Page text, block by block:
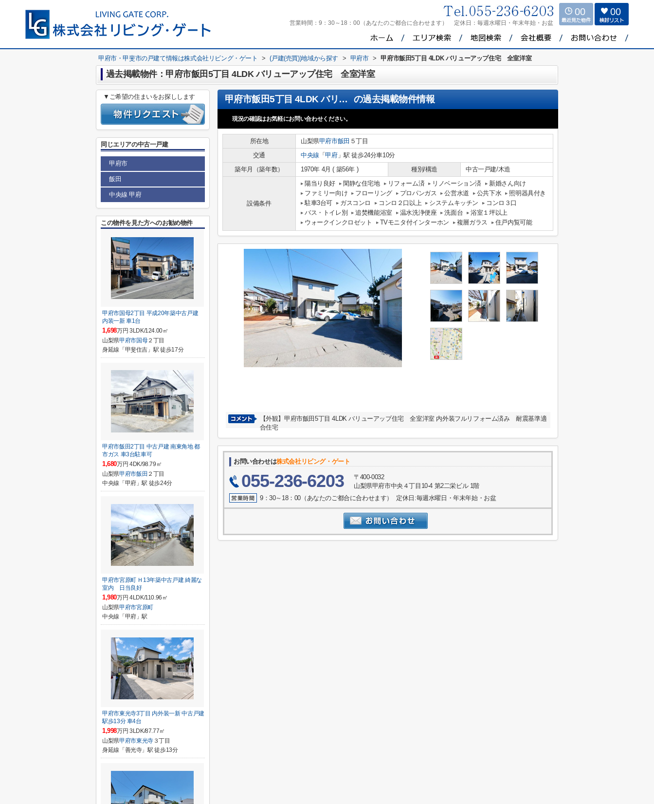
営業時間： 9：30～18：00（あなたのご都合に合わせます） 定休日： 毎週水曜日・年末年始・お盆
00 00
甲府市・甲斐市の戸建て情報は株式会社リビング・ゲート > (戸建(売買))地域から探す > 甲府市 > 甲府市飯田5丁目 4LDK バリューアップ住宅 全室洋室
過去掲載物件：甲府市飯田5丁目 4LDK バリューアップ住宅 全室洋室
甲府市飯田5丁目 4LDK バリューアップ住宅 全室洋室 の過去掲載物件情報
現況の確認はお気軽にお問い合わせください。
所在地 山梨県甲府市飯田 ５丁目
交通
中央線 「甲府」駅 徒歩24分車10分
築年月（築年数）
1970年 4月 ( 築56年 ) 種別/構造 中古一戸建/木造
設備条件
陽当り良好 閑静な住宅地 リフォーム済 リノベーション済
新婚さん向け
ファミリー向け
フローリング プロパンガス 公営水道 公共下水
照明器具付き
駐車3台可
ガスコンロ コンロ２口以上 システムキッチン
コンロ３口
バス・トイレ別
追焚機能浴室 温水洗浄便座 洗面台
浴室１坪以上
ウォークインクロゼット
TVモニタ付インターホン 複層ガラス 住戸内覧可能
【外観】甲府市飯田5丁目 4LDK バリューアップ住宅 全室洋室 内外装フルリフォーム済み 耐震基準適
合住宅
お問い合わせは株式会社リビング・ゲート
055-236-6203
〒400-0032
山梨県甲府市中央４丁目10-4 第2二栄ビル 1階
9：30～18：00（あなたのご都合に合わせます） 定休日:毎週水曜日・年末年始・お盆
▼ご希望の住まいをお探しします
同じエリアの中古一戸建
甲府市
飯田
中央線 甲府
この物件を見た方へのお勧め物件
甲府市国母2丁目 平成20年築中古戸建
内装一新 車1台
1,698万円 3LDK/124.00㎡
山梨県甲府市国母２丁目
身延線「甲斐住吉」駅 徒歩17分
甲府市飯田2丁目 中古戸建 南東角地 都
市ガス 車3台駐車可
1,680万円 4DK/98.79㎡
山梨県甲府市飯田 ２丁目
中央線「甲府」駅 徒歩24分
甲府市宮原町 Ｈ13年築中古戸建 綺麗な
室内 日当良好
1,980万円 4LDK/110.96㎡
山梨県甲府市宮原町
中央線「甲府」駅
甲府市東光寺3丁目 内外装一新 中古戸建
駅歩13分 車4台
1,998万円 3LDK/87.77㎡
山梨県甲府市東光寺３丁目
身延線「善光寺」駅 徒歩13分